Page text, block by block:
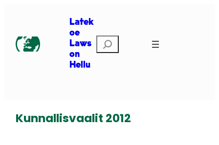
Latek
oe
Laws
on
Hellu
Etsi
Kunnallisvaalit 2012